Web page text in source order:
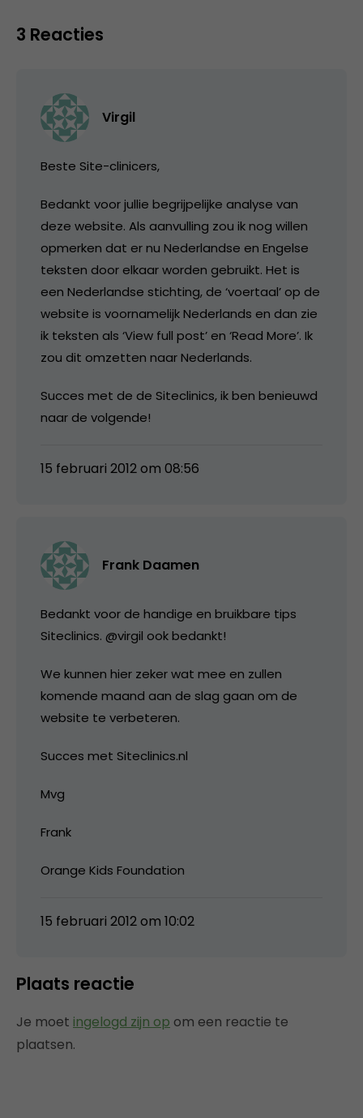
3 Reacties
Virgil
Beste Site-clinicers,
Bedankt voor jullie begrijpelijke analyse van
deze website. Als aanvulling zou ik nog willen
opmerken dat er nu Nederlandse en Engelse
teksten door elkaar worden gebruikt. Het is
een Nederlandse stichting, de ‘voertaal’ op de
website is voornamelijk Nederlands en dan zie
ik teksten als ‘View full post’ en ‘Read More’. Ik
zou dit omzetten naar Nederlands.
Succes met de de Siteclinics, ik ben benieuwd
naar de volgende!
15 februari 2012 om 08:56
Frank Daamen
Bedankt voor de handige en bruikbare tips
Siteclinics. @virgil ook bedankt!
We kunnen hier zeker wat mee en zullen
komende maand aan de slag gaan om de
website te verbeteren.
Succes met Siteclinics.nl
Mvg
Frank
Orange Kids Foundation
15 februari 2012 om 10:02
Plaats reactie
Je moet ingelogd zijn op om een reactie te
plaatsen.